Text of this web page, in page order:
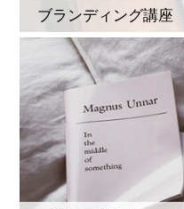
ブランディング講座